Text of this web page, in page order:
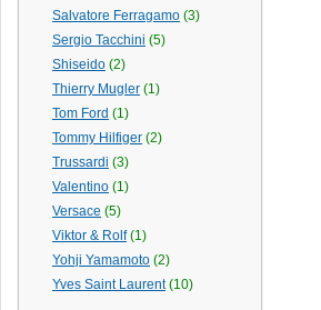
Salvatore Ferragamo (3)
Sergio Tacchini (5)
Shiseido (2)
Thierry Mugler (1)
Tom Ford (1)
Tommy Hilfiger (2)
Trussardi (3)
Valentino (1)
Versace (5)
Viktor & Rolf (1)
Yohji Yamamoto (2)
Yves Saint Laurent (10)